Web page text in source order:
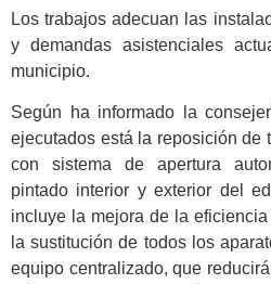
Los trabajos adecuan las
y demandas asistenciales
municipio.
Según ha informado la
ejecutados está la reposición de
con sistema de apertura
pintado interior y exterior del
incluye la mejora de la
la sustitución de todos los
equipo centralizado, que